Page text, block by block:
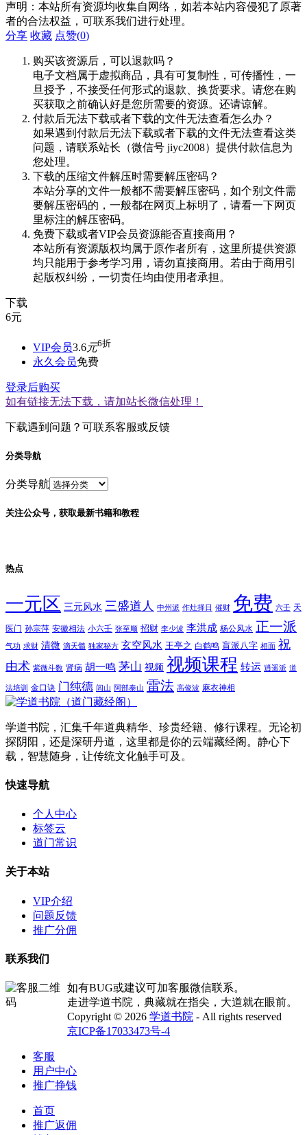
声明：本站所有资源均收集自网络，如若本站内容侵犯了原著
者的合法权益，可联系我们进行处理。
分享 收藏 点赞(0)
购买该资源后，可以退款吗？
电子文档属于虚拟商品，具有可复制性，可传播性，一
旦授予，不接受任何形式的退款、换货要求。请您在购
买获取之前确认好是您所需要的资源。还请谅解。
付款后无法下载或者下载的文件无法查看怎么办？
如果遇到付款后无法下载或者下载的文件无法查看这类
问题，请联系站长（微信号 jiyc2008）提供付款信息为
您处理。
下载的压缩文件解压时需要解压密码？
本站分享的文件一般都不需要解压密码，如个别文件需
要解压密码的，一般都在网页上标明了，请看一下网页
里标注的解压密码。
免费下载或者VIP会员资源能否直接商用？
本站所有资源版权均属于原作者所有，这里所提供资源
均只能用于参考学习用，请勿直接商用。若由于商用引
起版权纠纷，一切责任均由使用者承担。
下载
6元
VIP会员3.6元6折
永久会员免费
登录后购买
如有链接无法下载，请加站长微信处理！
下载遇到问题？可联系客服或反馈
分类导航
分类导航
关注公众号，获取最新书籍和教程
热点
一元区 三元风水 三盛道人 中州派 作灶择日 催财 免费 六壬 天
医门 孙宗萍 安徽相法 小六壬 张至顺 招财 李少波 李洪成 杨公风水 正一派
气功 求财 清微 滴天髓 独家秘方 玄空风水 王亭之 白鹤鸣 盲派八字 相面 祝
由术 紫微斗数 肾病 胡一鸣 茅山 视频 视频课程 转运 逍遥派 道
法培训 金口诀 门纯德 闾山 阿部泰山 雷法 高俊波 麻衣神相
学道书院，汇集千年道典精华、珍贵经籍、修行课程。无论初
探阴阳，还是深研丹道，这里都是你的云端藏经阁。静心下
载，智慧随身，让传统文化触手可及。
快速导航
个人中心
标签云
道门常识
关于本站
VIP介绍
问题反馈
推广分佣
联系我们
如有BUG或建议可加客服微信联系。
走进学道书院，典藏就在指尖，大道就在眼前。
Copyright © 2026 学道书院 - All rights reserved
京ICP备17033473号-4
客服
用户中心
推广挣钱
首页
推广返佣